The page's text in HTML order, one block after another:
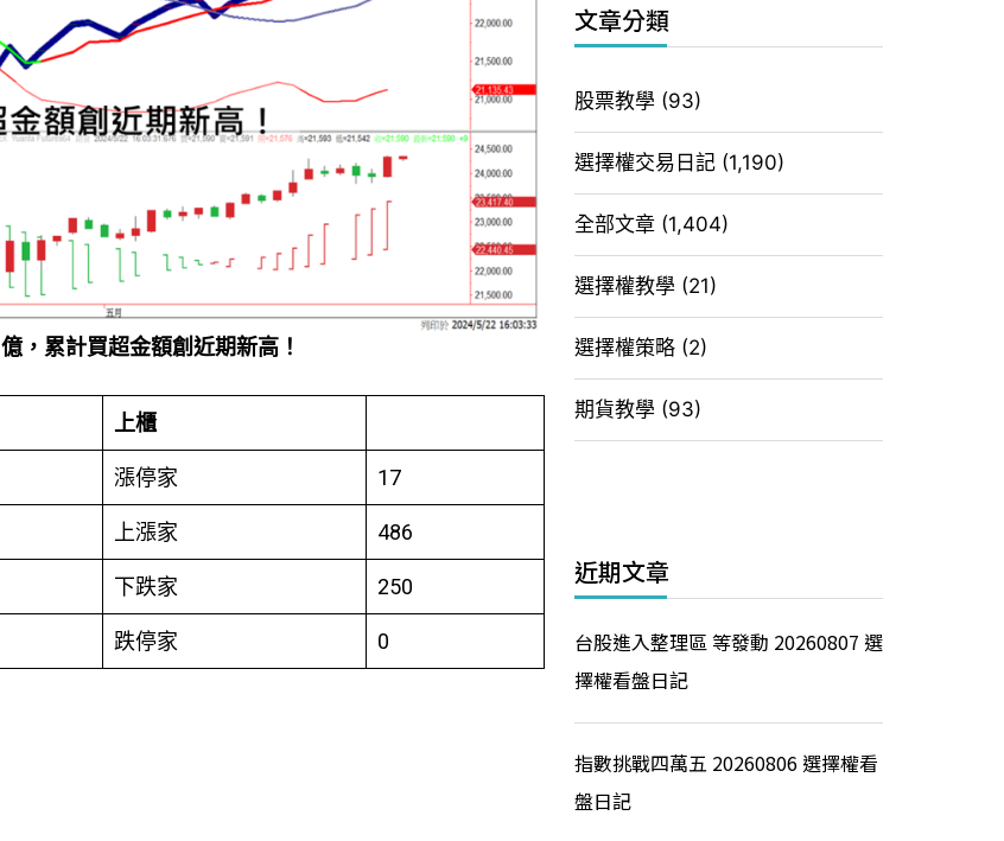
億，累計買超金額創近期新高！
上櫃
漲停家 17
上漲家 486
下跌家 250
跌停家 0
文章分類
股票教學 (93)
選擇權交易日記 (1,190)
全部文章 (1,404)
選擇權教學 (21)
選擇權策略 (2)
期貨教學 (93)
近期文章
台股進入整理區 等發動 20260807 選
擇權看盤日記
指數挑戰四萬五 20260806 選擇權看
盤日記